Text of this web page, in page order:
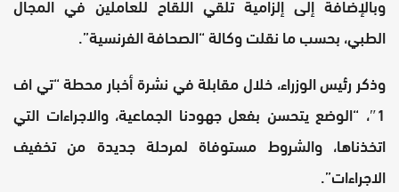
الطبي، بحسب ما نقلت وكالة “الصحافة الفرنسية”.
وذكر رئيس الوزراء، خلال مقابلة في نشرة أخبار محطة “تي اف
1″، “الوضع يتحسن بفعل جهودنا الجماعية، والاجراءات التي
اتخذناها، والشروط مستوفاة لمرحلة جديدة من تخفيف
الاجراءات”.